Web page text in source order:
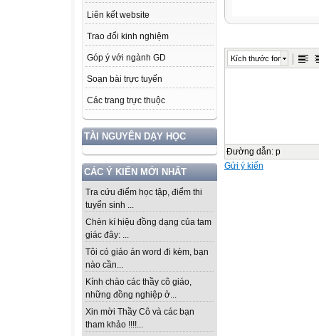
Liên kết website
Trao đổi kinh nghiệm
Góp ý với ngành GD
Soạn bài trực tuyến
Các trang trực thuộc
TÀI NGUYÊN DẠY HỌC
CÁC Ý KIẾN MỚI NHẤT
Tra cứu điểm học tập, điểm thi
tuyển sinh ...
Chèn kí hiệu đồng dạng của tam
giác đây: ...
Tôi có giáo án word đi kèm, bạn
nào cần...
Kính chào các thầy cô giáo,
những đồng nghiệp ở...
Xin mời Thầy Cô và các bạn
tham khảo !!!!...
Kích thước font
Đường dẫn: p
Gửi ý kiến